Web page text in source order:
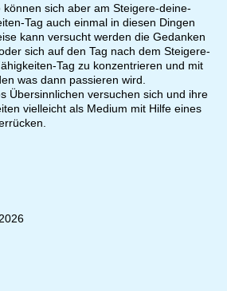
sich aber am Steigere-deine-
Tag auch einmal in diesen Dingen
kann versucht werden die Gedanken
sich auf den Tag nach dem Steigere-
Tag zu konzentrieren und mit
was dann passieren wird.
Übersinnlichen versuchen sich und ihre
vielleicht als Medium mit Hilfe eines